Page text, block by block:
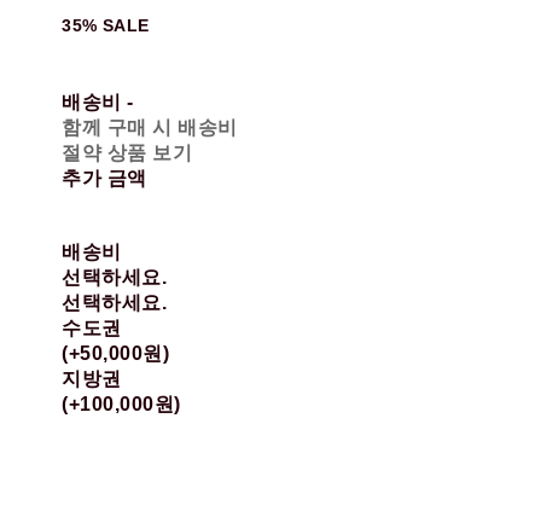
35% SALE
배송비-
함께 구매 시 배송비
절약 상품 보기
추가 금액
배송비
선택하세요.
선택하세요.
수도권
(+50,000원)
지방권
(+100,000원)